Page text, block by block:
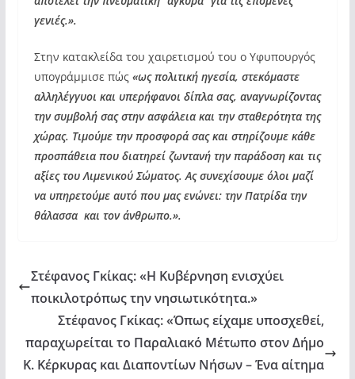
γενιές.».
Στην κατακλείδα του χαιρετισμού του ο Υφυπουργός
υπογράμμισε πώς «ως πολιτική ηγεσία, στεκόμαστε
αλληλέγγυοι και υπερήφανοι δίπλα σας, αναγνωρίζοντας
την συμβολή σας στην ασφάλεια και την σταθερότητα της
χώρας. Τιμούμε την προσφορά σας και στηρίζουμε κάθε
προσπάθεια που διατηρεί ζωντανή την παράδοση και τις
αξίες του Λιμενικού Σώματος. Ας συνεχίσουμε όλοι μαζί
να υπηρετούμε αυτό που μας ενώνει: την Πατρίδα την
θάλασσα και τον άνθρωπο.».
Στέφανος Γκίκας: «Η Κυβέρνηση ενισχύει
ποικιλοτρόπως την νησιωτικότητα.»
Στέφανος Γκίκας: «Όπως είχαμε υποσχεθεί,
παραχωρείται το Παραλιακό Μέτωπο στον Δήμο
Κ. Κέρκυρας και Διαποντίων Νήσων – Ένα αίτημα